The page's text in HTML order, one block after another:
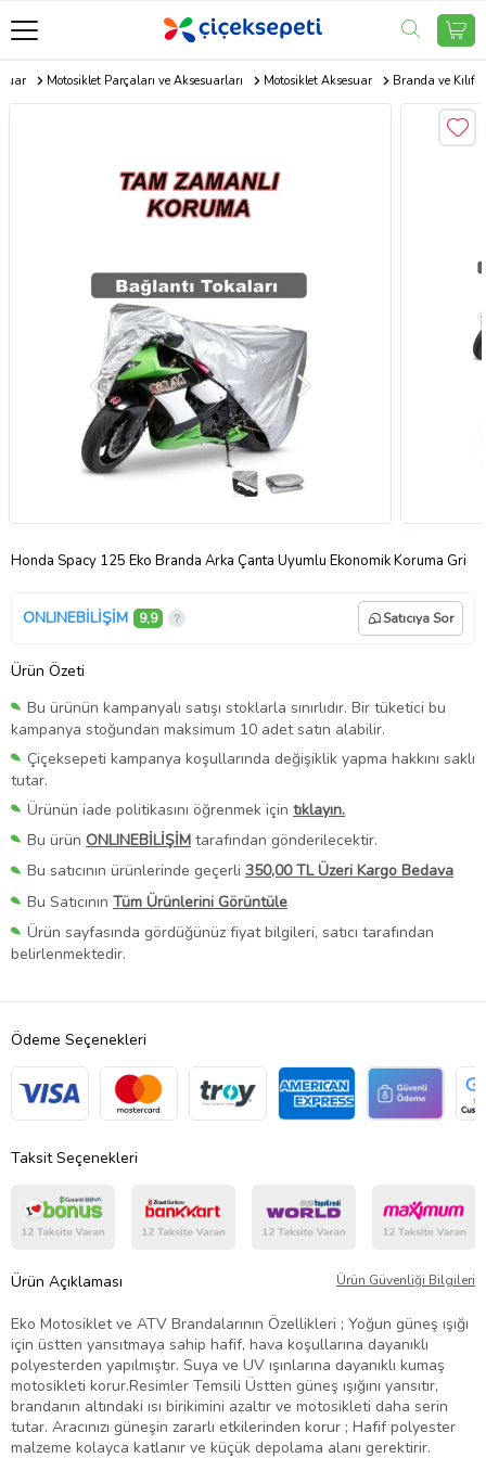
Motosiklet Parçaları ve Aksesuarları Motosiklet Aksesuar Branda ve Kılıf
Honda Spacy 125 Eko Branda Arka Çanta Uyumlu Ekonomik Koruma Gri
ONLINEBİLİŞİM 9,9 Satıcıya Sor
Ürün Özeti
Bu ürünün kampanyalı satışı stoklarla sınırlıdır. Bir tüketici bu
kampanya stoğundan maksimum 10 adet satın alabilir.
Çiçeksepeti kampanya koşullarında değişiklik yapma hakkını saklı
tutar.
Ürünün iade politikasını öğrenmek için tıklayın.
Bu ürün ONLINEBİLİŞİM tarafından gönderilecektir.
Bu satıcının ürünlerinde geçerli 350,00 TL Üzeri Kargo Bedava
Bu Satıcının Tüm Ürünlerini Görüntüle
Ürün sayfasında gördüğünüz fiyat bilgileri, satıcı tarafından
belirlenmektedir.
Ödeme Seçenekleri
Taksit Seçenekleri
Ürün Açıklaması Ürün Güvenliği Bilgileri
Eko Motosiklet ve ATV Brandalarının Özellikleri ; Yoğun güneş ışığı
için üstten yansıtmaya sahip hafif, hava koşullarına dayanıklı
polyesterden yapılmıştır. Suya ve UV ışınlarına dayanıklı kumaş
motosikleti korur.Resimler Temsili Üstten güneş ışığını yansıtır,
brandanın altındaki ısı birikimini azaltır ve motosikleti daha serin
tutar. Aracınızı güneşin zararlı etkilerinden korur ; Hafif polyester
malzeme kolayca katlanır ve küçük depolama alanı gerektirir.